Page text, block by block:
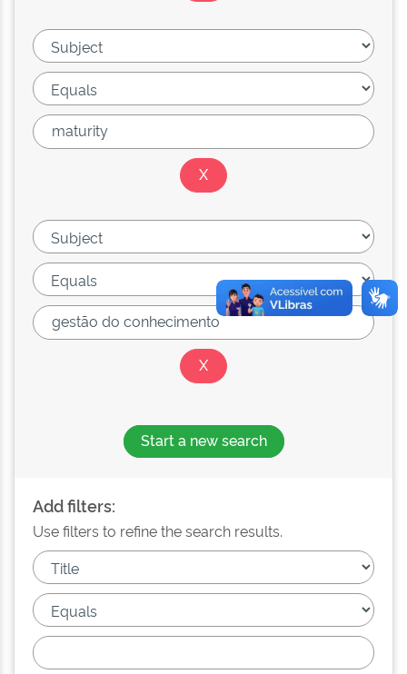
Start a new search
Add filters:
Use filters to refine the search results.